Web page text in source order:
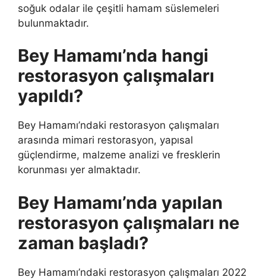
soğuk odalar ile çeşitli hamam süslemeleri
bulunmaktadır.
Bey Hamamı’nda hangi
restorasyon çalışmaları
yapıldı?
Bey Hamamı’ndaki restorasyon çalışmaları
arasında mimari restorasyon, yapısal
güçlendirme, malzeme analizi ve fresklerin
korunması yer almaktadır.
Bey Hamamı’nda yapılan
restorasyon çalışmaları ne
zaman başladı?
Bey Hamamı’ndaki restorasyon çalışmaları 2022